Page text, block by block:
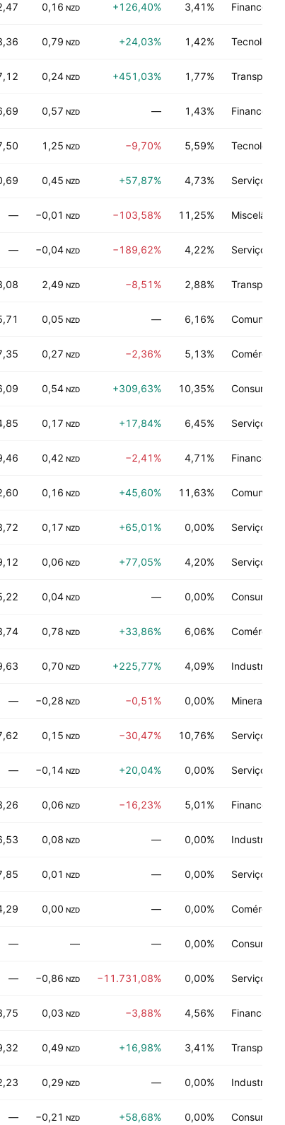
0,16 NZD +126,40% 3,41% Financeiro
0,79 NZD +24,03% 1,42% Tecnologia
0,24 NZD +451,03% 1,77%
0,57 NZD — 1,43% Financeiro
1,25 NZD −9,70% 5,59% Tecnologia
0,45 NZD +57,87% 4,73% Serviços
— −0,01 NZD −103,58% 11,25% Miscelânea
— −0,04 NZD −189,62% 4,22% Serviços
2,49 NZD −8,51% 2,88%
0,05 NZD — 6,16%
0,27 NZD −2,36% 5,13% Comércio
0,54 NZD +309,63% 10,35% Consumo
0,17 NZD +17,84% 6,45% Serviços
0,42 NZD −2,41% 4,71% Financeiro
0,16 NZD +45,60% 11,63%
0,17 NZD +65,01% 0,00% Serviços
0,06 NZD +77,05% 4,20% Serviços
0,04 NZD — 0,00% Consumo
0,78 NZD +33,86% 6,06% Comércio
0,70 NZD +225,77% 4,09% Industrias
— −0,28 NZD −0,51% 0,00% Minerais
0,15 NZD −30,47% 10,76% Serviços
— −0,14 NZD +20,04% 0,00% Serviços
0,06 NZD −16,23% 5,01% Financeiro
0,08 NZD — 0,00% Industrias
0,01 NZD — 0,00% Serviços
0,00 NZD — 0,00% Comércio
— — — 0,00% Consumo
— −0,86 NZD −11.731,08% 0,00% Serviços
0,03 NZD −3,88% 4,56% Financeiro
0,49 NZD +16,98% 3,41%
0,29 NZD — 0,00% Industrias
— −0,21 NZD +58,68% 0,00% Consumo